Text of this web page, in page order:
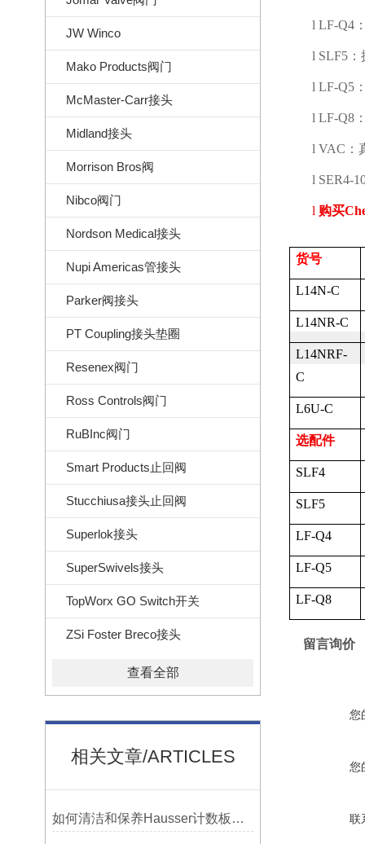
JW Winco
Mako Products阀门
McMaster-Carr接头
Midland接头
Morrison Bros阀
Nibco阀门
Nordson Medical接头
Nupi Americas管接头
Parker阀接头
PT Coupling接头垫圈
Resenex阀门
Ross Controls阀门
RuBInc阀门
Smart Products止回阀
Stucchiusa接头止回阀
Superlok接头
SuperSwivels接头
TopWorx GO Switch开关
ZSi Foster Breco接头
查看全部
相关文章/ARTICLES
如何清洁和保养Hausser计数板，避免划伤网格线？
l LF-Q4
l SLF5
l LF-Q5
l LF-Q8
l VAC
l SER4-
l 购买
货号
L14N-C
L14NR-C
L14NRF-
C
L6U-C
选配件
SLF4
SLF5
LF-Q4
LF-Q5
LF-Q8
留言询价
您
您
联